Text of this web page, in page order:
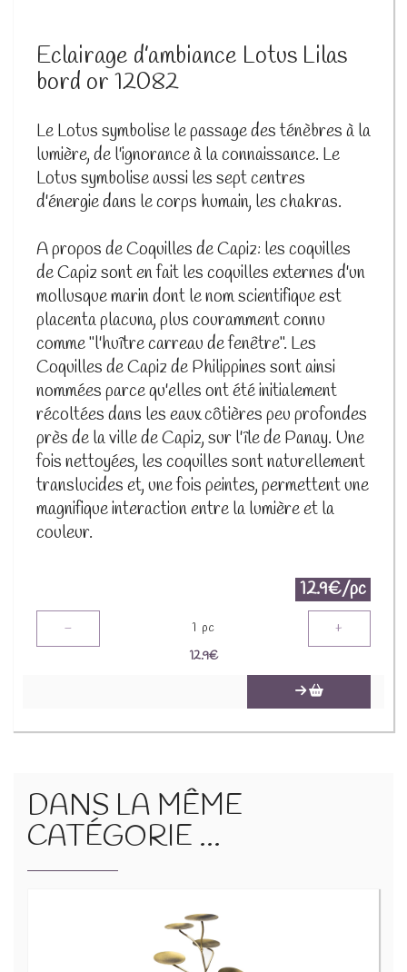
Eclairage d’ambiance Lotus Lilas
bord or 12082
Le Lotus symbolise le passage des ténèbres à la
lumière, de l'ignorance à la connaissance. Le
Lotus symbolise aussi les sept centres
d'énergie dans le corps humain, les chakras.
A propos de Coquilles de Capiz: les coquilles
de Capiz sont en fait les coquilles externes d'un
mollusque marin dont le nom scientifique est
placenta placuna, plus couramment connu
comme "l'huître carreau de fenêtre". Les
Coquilles de Capiz de Philippines sont ainsi
nommées parce qu'elles ont été initialement
récoltées dans les eaux côtières peu profondes
près de la ville de Capiz, sur l'île de Panay. Une
fois nettoyées, les coquilles sont naturellement
translucides et, une fois peintes, permettent une
magnifique interaction entre la lumière et la
couleur.
12.9€/pc
- 1 pc +
12.9€
DANS LA MÊME
CATÉGORIE ...